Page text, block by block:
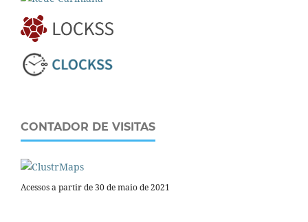
CONTADOR DE VISITAS
Acessos a partir de 30 de maio de 2021